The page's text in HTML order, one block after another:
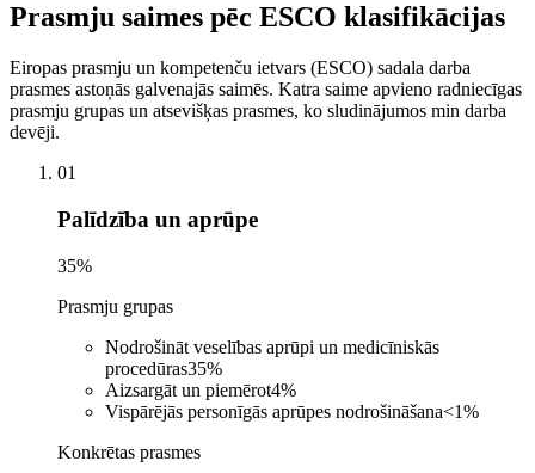
Prasmju saimes pēc ESCO klasifikācijas
Eiropas prasmju un kompetenču ietvars (ESCO) sadala darba
prasmes astoņās galvenajās saimēs. Katra saime apvieno radniecīgas
prasmju grupas un atsevišķas prasmes, ko sludinājumos min darba
devēji.
01
Palīdzība un aprūpe
35%
Prasmju grupas
Nodrošināt veselības aprūpi un medicīniskās
procedūras35%
Aizsargāt un piemērot4%
Vispārējās personīgās aprūpes nodrošināšana<1%
Konkrētas prasmes